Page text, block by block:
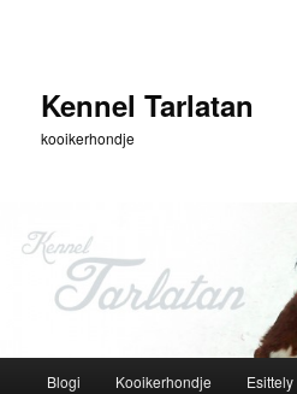
Kennel Tarlatan
kooikerhondje
Blogi Kooikerhondje Esittely